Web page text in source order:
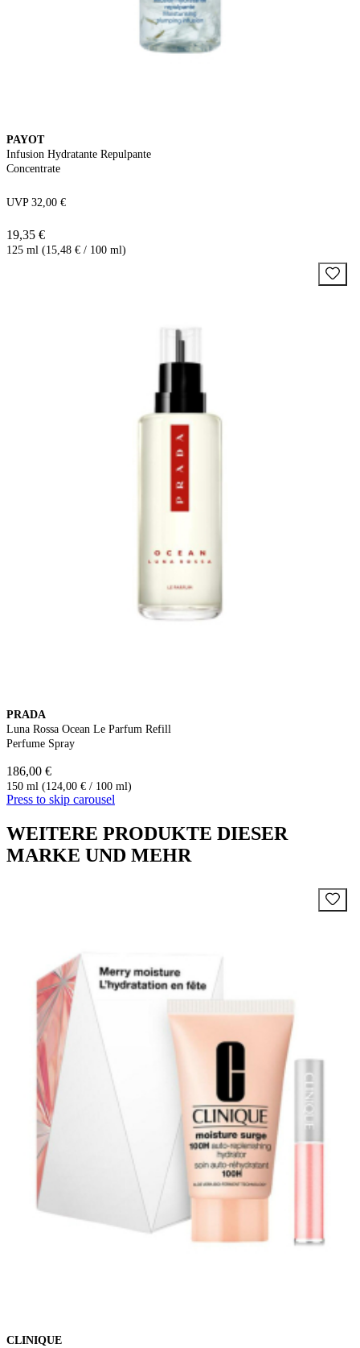
PAYOT
Infusion Hydratante Repulpante
Concentrate
UVP 32,00 €
19,35 €
125 ml (15,48 € / 100 ml)
PRADA
Luna Rossa Ocean Le Parfum Refill
Perfume Spray
186,00 €
150 ml (124,00 € / 100 ml)
Press to skip carousel
WEITERE PRODUKTE DIESER
MARKE UND MEHR
CLINIQUE